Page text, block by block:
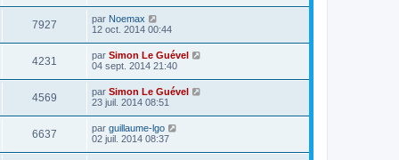
7927 par Noemax
12 oct. 2014 00:44
4231 par Simon Le Guével
04 sept. 2014 21:40
4569 par Simon Le Guével
23 juil. 2014 08:51
6637 par guillaume-lgo
02 juil. 2014 08:37